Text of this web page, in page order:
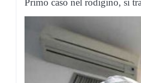
Primo caso nel rodigino, si